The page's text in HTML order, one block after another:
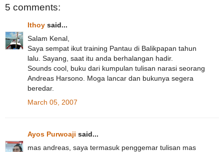
5 comments:
Ithoy said...
Salam Kenal,
Saya sempat ikut training Pantau di Balikpapan tahun
lalu. Sayang, saat itu anda berhalangan hadir.
Sounds cool, buku dari kumpulan tulisan narasi seorang
Andreas Harsono. Moga lancar dan bukunya segera
beredar.
March 05, 2007
Ayos Purwoaji said...
mas andreas, saya termasuk penggemar tulisan mas